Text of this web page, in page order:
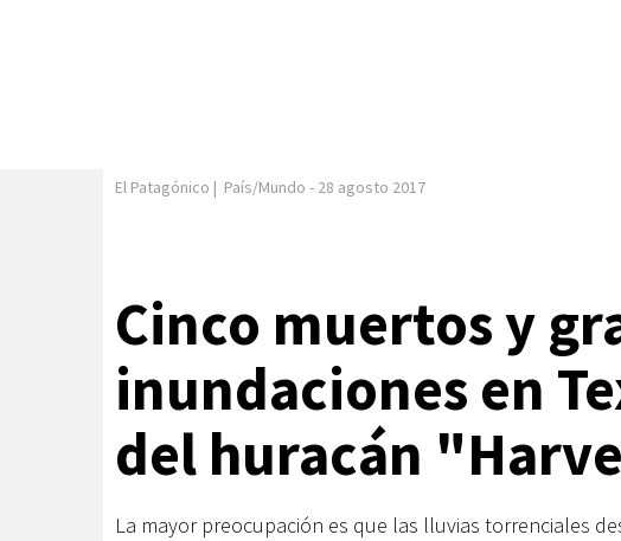
El Patagónico | País/Mundo - 28 agosto 2017
Cinco muertos y
inundaciones en
del huracán
La mayor preocupación es que las lluvias torrenciales